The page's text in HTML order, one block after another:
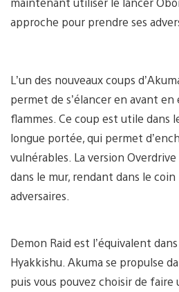
approche pour prendre ses
L’un des nouveaux coups
permet de s’élancer en avant
flammes. Ce coup est utile dans
longue portée, qui permet
vulnérables. La version
dans le mur, rendant dans le
adversaires.
Demon Raid est l’équivalent
Hyakkishu. Akuma se propulse
puis vous pouvez choisir de faire